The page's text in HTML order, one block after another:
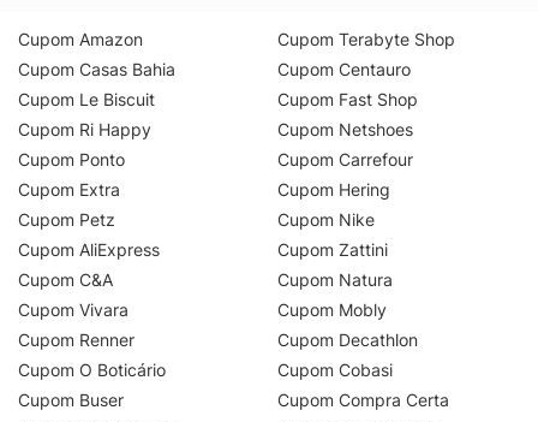
Cupom Amazon
Cupom Casas Bahia
Cupom Le Biscuit
Cupom Ri Happy
Cupom Ponto
Cupom Extra
Cupom Petz
Cupom AliExpress
Cupom C&A
Cupom Vivara
Cupom Renner
Cupom O Boticário
Cupom Buser
Cupom Terabyte Shop
Cupom Centauro
Cupom Fast Shop
Cupom Netshoes
Cupom Carrefour
Cupom Hering
Cupom Nike
Cupom Zattini
Cupom Natura
Cupom Mobly
Cupom Decathlon
Cupom Cobasi
Cupom Compra Certa